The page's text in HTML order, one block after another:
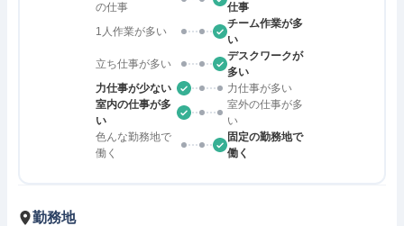
の仕事
仕事
1人作業が多い
チーム作業が多
い
立ち仕事が多い
デスクワークが
多い
力仕事が少ない
力仕事が多い
室内の仕事が多
い
室外の仕事が多
い
色んな勤務地で
働く
固定の勤務地で
働く
勤務地